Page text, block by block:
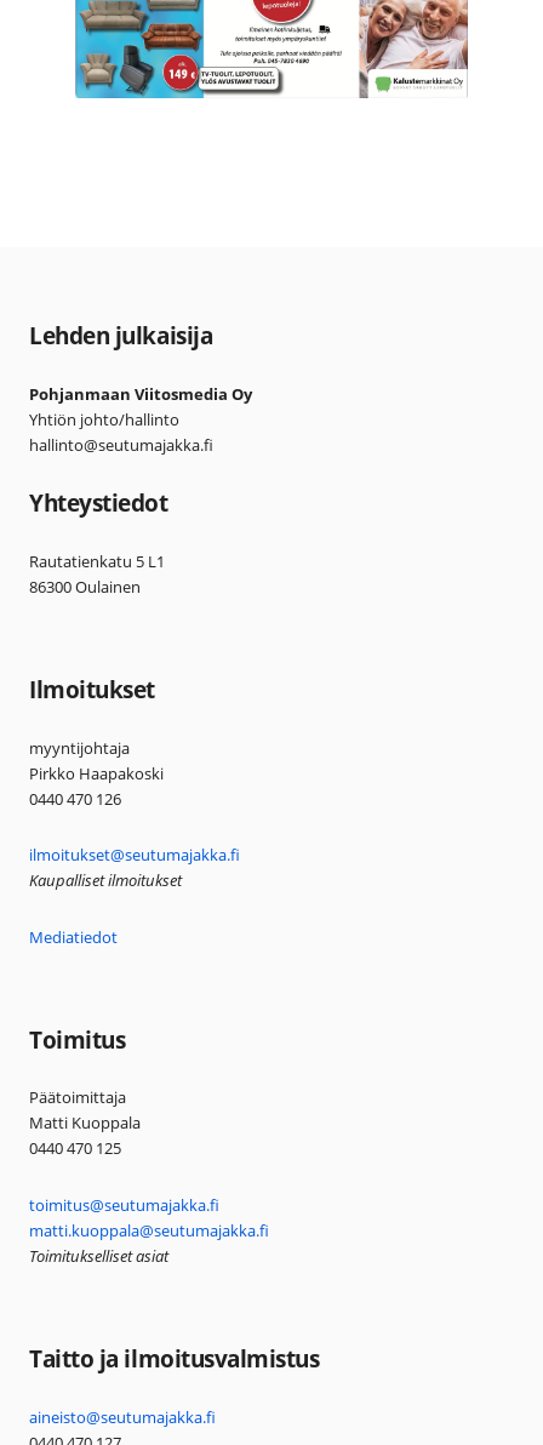
Lehden julkaisija
Pohjanmaan Viitosmedia Oy
Yhtiön johto/hallinto
hallinto@seutumajakka.fi
Yhteystiedot
Rautatienkatu 5 L1
86300 Oulainen
Ilmoitukset
myyntijohtaja
Pirkko Haapakoski
0440 470 126
ilmoitukset@seutumajakka.fi
Kaupalliset ilmoitukset
Mediatiedot
Toimitus
Päätoimittaja
Matti Kuoppala
0440 470 125
toimitus@seutumajakka.fi
matti.kuoppala@seutumajakka.fi
Toimitukselliset asiat
Taitto ja ilmoitusvalmistus
aineisto@seutumajakka.fi